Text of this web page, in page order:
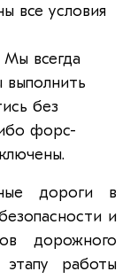
все условия
Мы всегда
выполнить
без
форс-
дороги в
и
дорожного
работы